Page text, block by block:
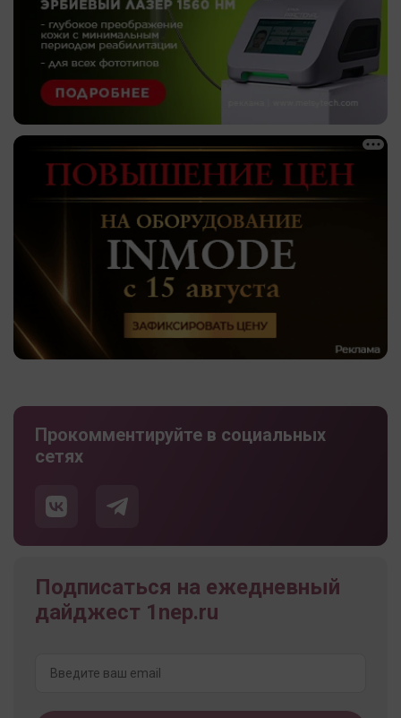
Прокомментируйте в социальных
сетях
Подписаться на ежедневный
дайджест 1nep.ru